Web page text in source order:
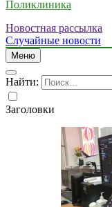
Поликлиника
Новостная рассылка
Случайные новости
Меню
Найти:
Заголовки